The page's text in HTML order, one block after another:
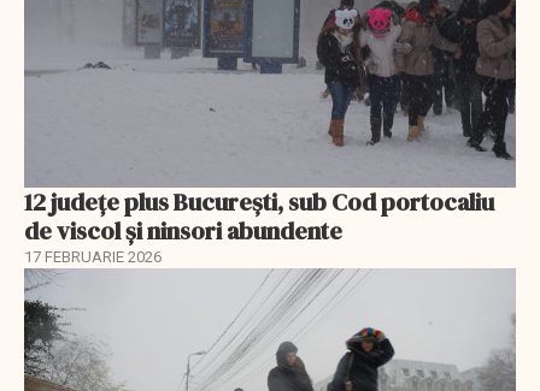
12 județe plus București, sub Cod portocaliu
de viscol și ninsori abundente
17 FEBRUARIE 2026